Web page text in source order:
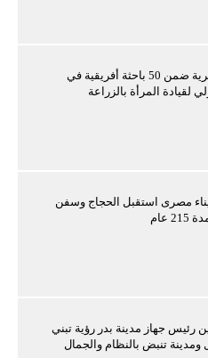
باحثة مصرية ضمن 50 باحثة أفريقية في
لقيادة المرأة بالزراعة
مصرى استقبل الحجاج وسفن
عام
رئيس جهاز مدينة بدر رؤية تبني
ومدينة تنبض بالنظام والجمال